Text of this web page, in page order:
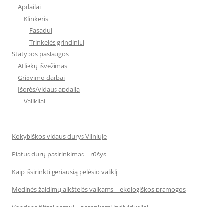
Apdailai
Klinkeris
Fasadui
Trinkelės grindiniui
Statybos paslaugos
Atliekų išvežimas
Griovimo darbai
Išorės/vidaus apdaila
Valikliai
Kokybiškos vidaus durys Vilniuje
Platus durų pasirinkimas – rūšys
Kaip išsirinkti geriausią pelėsio valiklį
Medinės žaidimų aikštelės vaikams – ekologiškos pramogos